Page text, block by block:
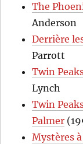
The
Anderson
Derrière
Parrott
Twin
Lynch
Twin
Palmer
Mystères